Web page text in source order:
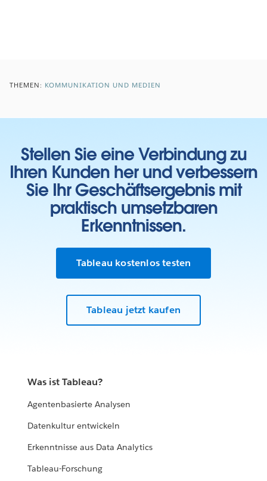
THEMEN: KOMMUNIKATION UND MEDIEN
Stellen Sie eine Verbindung zu
Ihren Kunden her und verbessern
Sie Ihr Geschäftsergebnis mit
praktisch umsetzbaren
Erkenntnissen.
Tableau kostenlos testen
Tableau jetzt kaufen
Was ist Tableau?
Agentenbasierte Analysen
Datenkultur entwickeln
Erkenntnisse aus Data Analytics
Tableau-Forschung